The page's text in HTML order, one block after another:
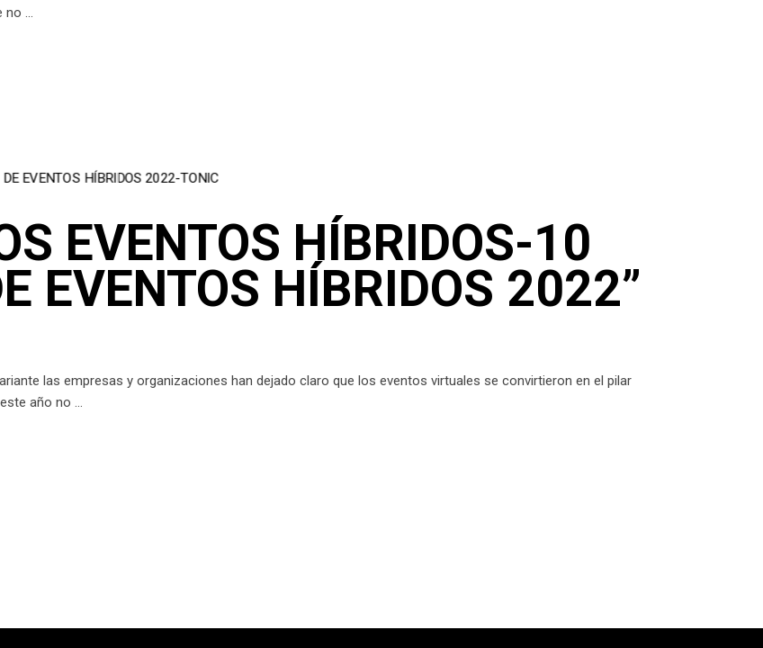
no
EVENTOS HÍBRIDOS-10
EVENTOS HÍBRIDOS 2022”
las empresas y organizaciones han dejado claro que los eventos virtuales se convirtieron en el pilar
año no